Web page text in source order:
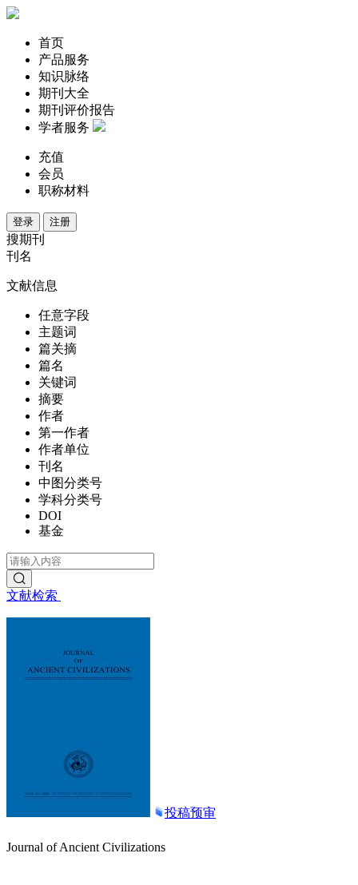
首页
产品服务
知识脉络
期刊大全
期刊评价报告
学者服务
充值
会员
职称材料
登录 注册
搜期刊
刊名
文献信息
任意字段
主题词
篇关摘
篇名
关键词
摘要
作者
第一作者
作者单位
刊名
中图分类号
学科分类号
DOI
基金
文献检索
投稿预审
Journal of Ancient Civilizations